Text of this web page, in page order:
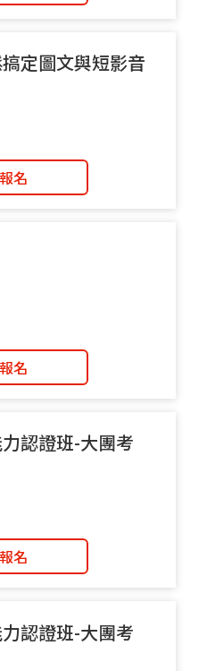
定圖文與短影音
名
名
認證班-大團考
名
認證班-大團考